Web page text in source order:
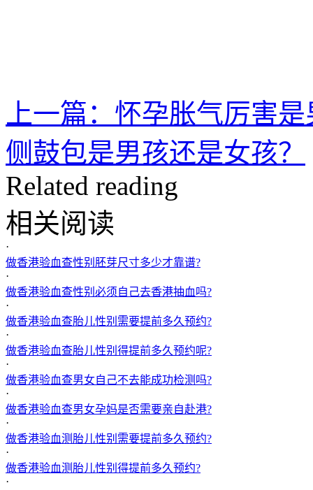
上一篇：怀孕胀气厉害
侧鼓包是男孩还是女孩？
Related reading
相关阅读
·
做香港验血查性别胚芽尺寸多少才靠谱?
·
做香港验血查性别必须自己去香港抽血吗?
·
做香港验血查胎儿性别需要提前多久预约?
·
做香港验血查胎儿性别得提前多久预约呢?
·
做香港验血查男女自己不去能成功检测吗?
·
做香港验血查男女孕妈是否需要亲自赴港?
·
做香港验血测胎儿性别需要提前多久预约?
·
做香港验血测胎儿性别得提前多久预约?
·